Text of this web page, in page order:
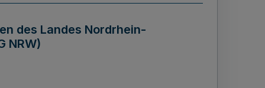
des Landes Nordrhein-
NRW)